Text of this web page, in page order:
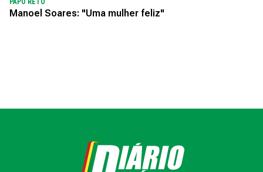
PAPO RETO
Manoel Soares: "Uma mulher feliz"